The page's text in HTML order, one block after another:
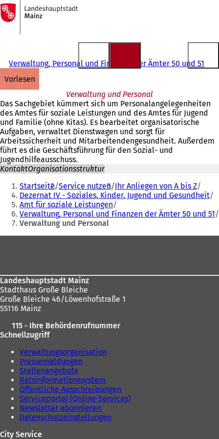
Inhalt anspringen
Zur
Startseite
Verwaltung, Personal und Finanzen der Ämter 50 und 51
vorlesen
Verwaltung und Personal
Das Sachgebiet kümmert sich um Personalangelegenheiten
des Amtes für soziale Leistungen und des Amtes für Jugend
und Familie (ohne Kitas). Es bearbeitet organisatorische
Aufgaben, verwaltet Dienstwagen und sorgt für
Arbeitssicherheit und Mitarbeitendengesundheit. Außerdem
führt es die Geschäftsführung für den Sozial- und
Jugendhilfeausschuss.
KontaktOrganisationsstruktur
Sie
befinden
sich
hier:
Startseite Service nutzen Ihr Anliegen von A bis Z
Dezernat IV - Soziales, Kinder, Jugend und Gesundheit
Amt für soziale Leistungen
Verwaltung, Personal und Finanzen der Ämter 50 und 51
Verwaltung und Personal
Landeshauptstadt Mainz
Stadthaus Große Bleiche
Große Bleiche 46/Löwenhofstraße 1
55116 Mainz
115 - Ihre Behördenrufnummer
Schnellzugriff
Verwaltungsorganisation
Pressemeldungen
Stellenangebote
Ratsinformationssystem
Öffentliche Ausschreibungen
Serviceportal (Online-Services)
Newsletter abonnieren
Datenschutzeinstellungen
City Service